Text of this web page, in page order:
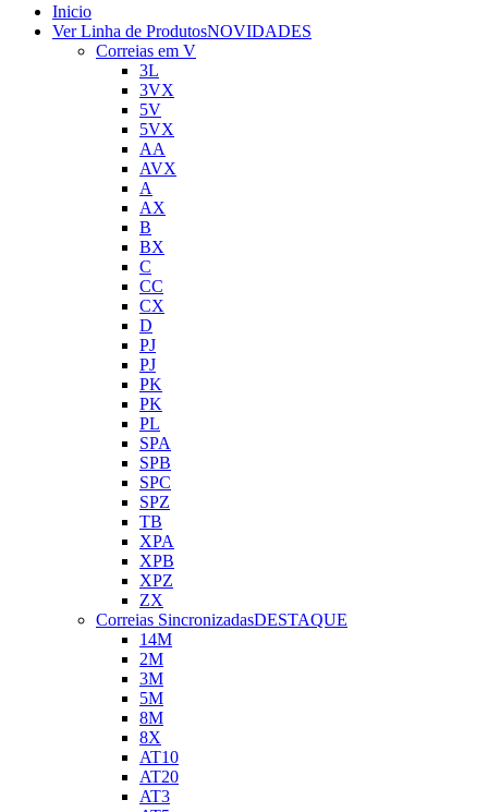
Inicio
Ver Linha de ProdutosNOVIDADES
Correias em V
3L
3VX
5V
5VX
AA
AVX
A
AX
B
BX
C
CC
CX
D
PJ
PJ
PK
PK
PL
SPA
SPB
SPC
SPZ
TB
XPA
XPB
XPZ
ZX
Correias SincronizadasDESTAQUE
14M
2M
3M
5M
8M
8X
AT10
AT20
AT3